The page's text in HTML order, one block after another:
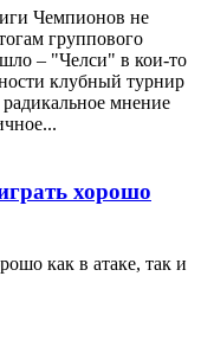
Чемпионов не
группового
– "Челси" в кои-то
клубный турнир
мнение
хорошо
как в атаке, так и